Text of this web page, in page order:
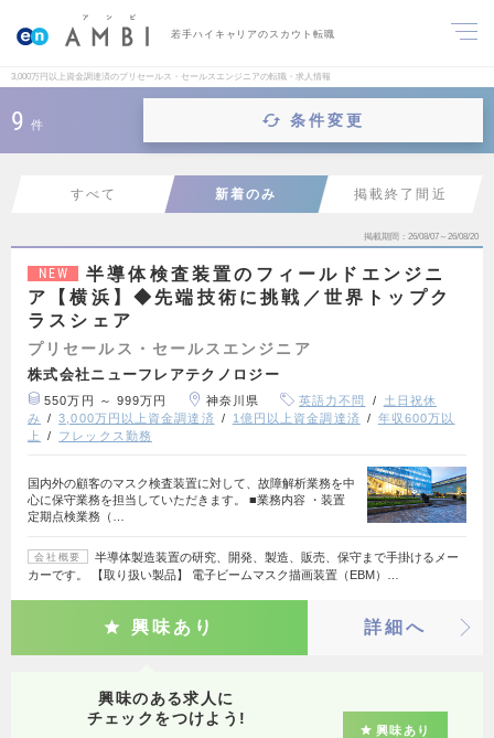
若手ハイキャリアのスカウト転職
3,000万円以上資金調達済のプリセールス・セールスエンジニアの転職・求人情報
9 件 条件変更
すべて 新着のみ 掲載終了間近
掲載期間 26/08/07～26/08/20
NEW
半導体検査装置のフィールドエンジニ
ア【横浜】◆先端技術に挑戦／世界トップク
ラスシェア
プリセールス・セールスエンジニア
株式会社ニューフレアテクノロジー
550万円 ～ 999万円 神奈川県 英語力不問
土日祝休
み
3,000万円以上資金調達済 1億円以上資金調達済
年収600万以
上
フレックス勤務
国内外の顧客のマスク検査装置に対して、故障解析業務を中
心に保守業務を担当していただきます。 ■業務内容 ・装置
定期点検業務（…
会社概要
半導体製造装置の研究、開発、製造、販売、保守まで手掛けるメー
カーです。 【取り扱い製品】 電子ビームマスク描画装置（EBM）…
興味あり 詳細へ
興味のある求人に
チェックをつけよう!
興味あり